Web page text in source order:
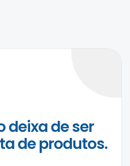
deixa de ser
de produtos.